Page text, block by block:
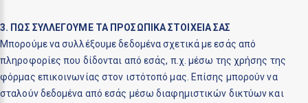
3. ΠΩΣ ΣΥΛΛΕΓΟΥΜΕ ΤΑ ΠΡΟΣΩΠΙΚΑ ΣΤΟΙΧΕΙΑ ΣΑΣ
Μπορούμε να συλλέξουμε δεδομένα σχετικά με εσάς από
πληροφορίες που δίδονται από εσάς, π.χ. μέσω της χρήσης της
φόρμας επικοινωνίας στον ιστότοπό μας. Επίσης μπορούν να
σταλούν δεδομένα από εσάς μέσω διαφημιστικών δικτύων και